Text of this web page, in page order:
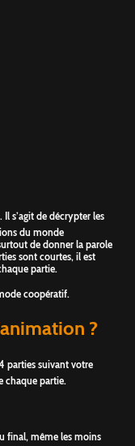
s’agit de décrypter les
du monde
de donner la parole
sont courtes, il est
partie.
coopératif.
?
parties suivant votre
chaque partie.
final, même les moins